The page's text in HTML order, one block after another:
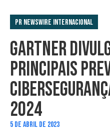
PR Newswire Internacional
GARTNER
PRINCIPAIS
2024
5 DE ABRIL DE 2023